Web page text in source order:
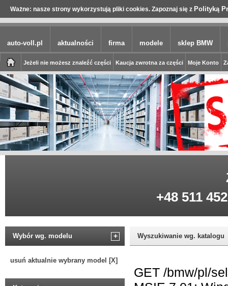
Ważne: nasze strony wykorzystują pliki cookies. Zapoznaj się z Polityką
auto-voll.pl aktualności firma modele sklep BMW
Jeżeli nie możesz znaleźć części Kaucja zwrotna za części Moje Konto
+48 511
Wybór wg. modelu +
usuń aktualnie wybrany model [X]
Wyszukiwanie wg. katalogu